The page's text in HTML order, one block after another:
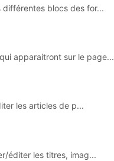
différentes blocs des for...
apparaitront sur le page...
les articles de p...
éditer les titres, imag...